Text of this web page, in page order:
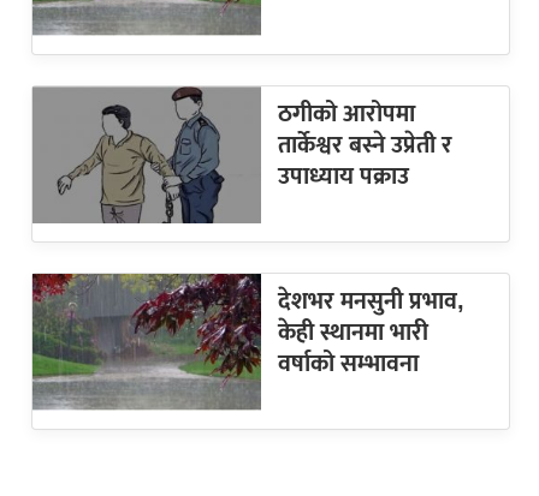
ठगीको आरोपमा
तार्केश्वर बस्ने उप्रेती र
उपाध्याय पक्राउ
देशभर मनसुनी प्रभाव,
केही स्थानमा भारी
वर्षाको सम्भावना